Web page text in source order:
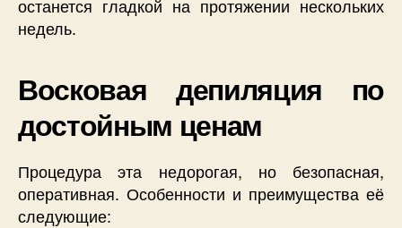
останется гладкой на протяжении нескольких
недель.
Восковая депиляция по
достойным ценам
Процедура эта недорогая, но безопасная,
оперативная. Особенности и преимущества её
следующие: